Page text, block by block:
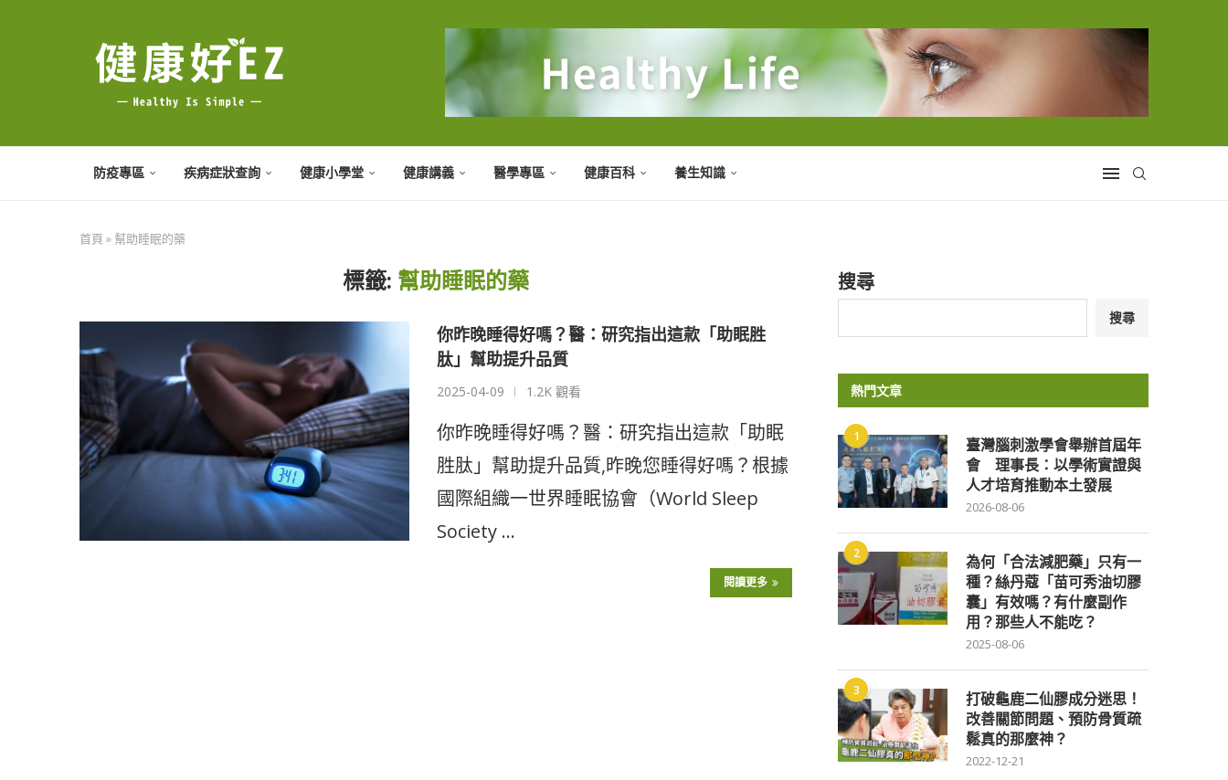
防疫專區 疾病症狀查詢 健康小學堂 健康講義 醫學專區 健康百科 養生知識
首頁 » 幫助睡眠的藥
標籤: 幫助睡眠的藥
你昨晚睡得好嗎？醫：研究指出這款「助眠胜
肽」幫助提升品質
2025-04-09 1.2K 觀看
你昨晚睡得好嗎？醫：研究指出這款「助眠
胜肽」幫助提升品質,昨晚您睡得好嗎？根據
國際組織一世界睡眠協會（World Sleep
Society …
閱讀更多
搜尋
搜尋
熱門文章
1
臺灣腦刺激學會舉辦首屆年
會 理事長：以學術實證與
人才培育推動本土發展
2026-08-06
2
為何「合法減肥藥」只有一
種？絲丹蔻「苗可秀油切膠
囊」有效嗎？有什麼副作
用？那些人不能吃？
2025-08-06
3
打破龜鹿二仙膠成分迷思！
改善關節問題、預防骨質疏
鬆真的那麼神？
2022-12-21